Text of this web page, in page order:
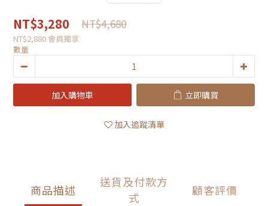
NT$3,280 NT$4,680
NT$2,880 會員獨享
數量
加入購物車 立即購買
加入追蹤清單
商品描述
送貨及付款方
式
顧客評價